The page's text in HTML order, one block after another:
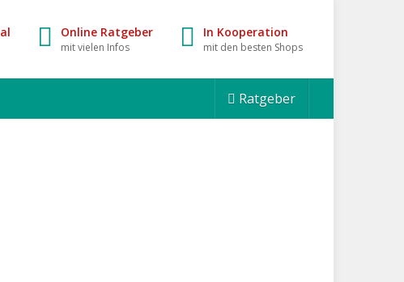
Online Ratgeber
mit vielen Infos
In Kooperation
mit den besten Shops
Ratgeber